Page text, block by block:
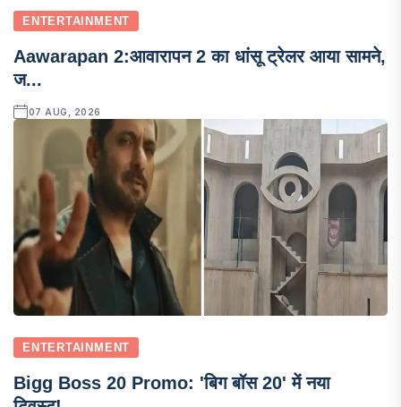
ENTERTAINMENT
Aawarapan 2:आवारापन 2 का धांसू ट्रेलर आया सामने,
ज...
07 AUG, 2026
ENTERTAINMENT
Bigg Boss 20 Promo: 'बिग बॉस 20' में नया